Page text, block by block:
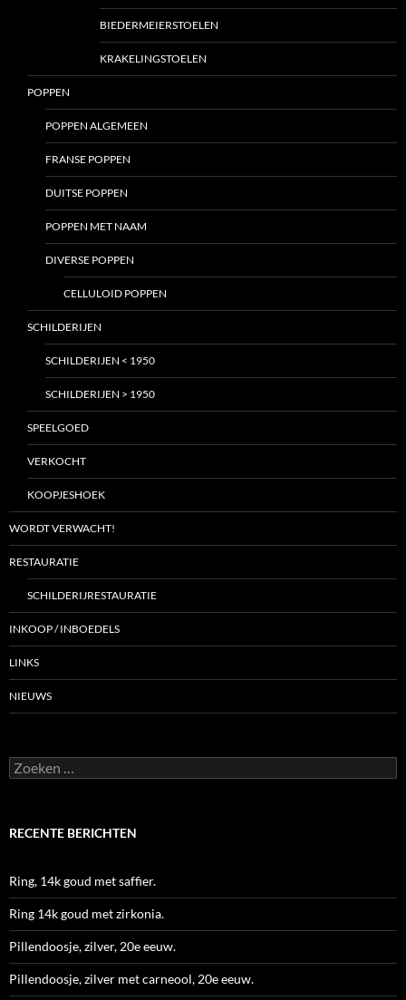
BIEDERMEIERSTOELEN
KRAKELINGSTOELEN
POPPEN
POPPEN ALGEMEEN
FRANSE POPPEN
DUITSE POPPEN
POPPEN MET NAAM
DIVERSE POPPEN
CELLULOID POPPEN
SCHILDERIJEN
SCHILDERIJEN < 1950
SCHILDERIJEN > 1950
SPEELGOED
VERKOCHT
KOOPJESHOEK
WORDT VERWACHT!
RESTAURATIE
SCHILDERIJRESTAURATIE
INKOOP / INBOEDELS
LINKS
NIEUWS
Zoeken
naar:
RECENTE BERICHTEN
Ring, 14k goud met saffier.
Ring 14k goud met zirkonia.
Pillendoosje, zilver, 20e eeuw.
Pillendoosje, zilver met carneool, 20e eeuw.